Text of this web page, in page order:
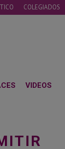
COLEGIADOS
VIDEOS